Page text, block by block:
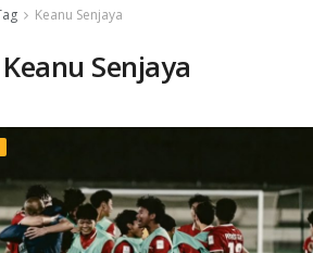
Keanu Senjaya
Senjaya